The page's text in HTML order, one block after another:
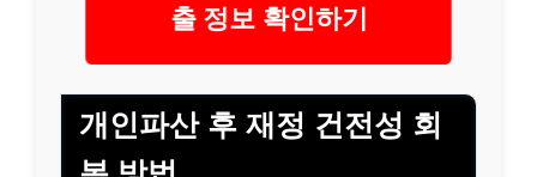
출 정보 확인하기
개인파산 후 재정 건전성 회